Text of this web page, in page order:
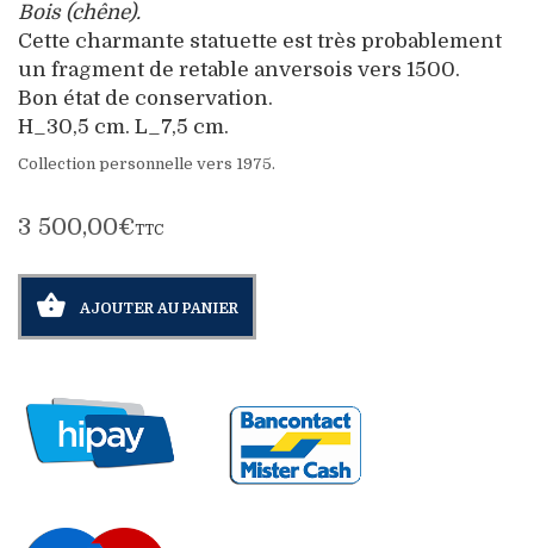
Bois (chêne).
Cette charmante statuette est très probablement
un fragment de retable anversois vers 1500.
Bon état de conservation.
H_30,5 cm. L_7,5 cm.
Collection personnelle vers 1975.
3 500,00€TTC
AJOUTER AU PANIER